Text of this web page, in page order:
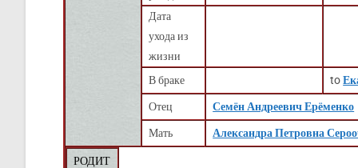
Дата
ухода из
жизни
В браке
to
Отец Семён Андреевич Ерёменко
Мать Александра Петровна
РОДИТ